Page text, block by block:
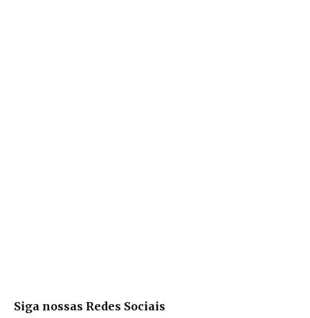
Siga nossas Redes Sociais